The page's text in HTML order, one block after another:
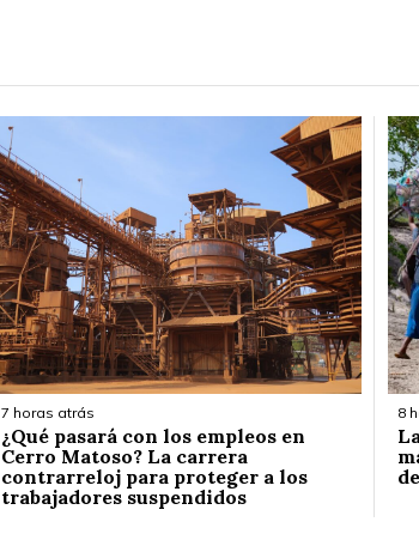
7 horas atrás
¿Qué pasará con los empleos en
Cerro Matoso? La carrera
contrarreloj para proteger a los
trabajadores suspendidos
8